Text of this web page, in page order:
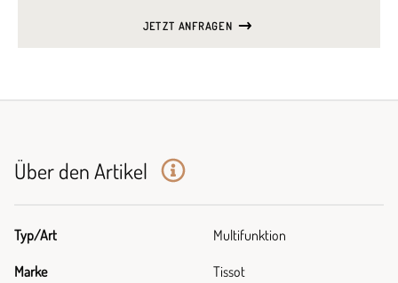
JETZT ANFRAGEN
Über den Artikel
Typ/Art Multifunktion
Marke Tissot